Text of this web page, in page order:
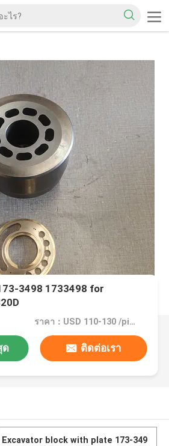
3498 1733498 for
ราคา：USD 110-130 /piece
ด ติดต่อเรา
Excavator block with plate 173-349